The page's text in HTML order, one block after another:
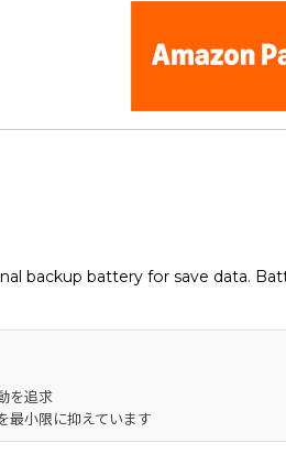
backup battery for save data.
を追求
最小限に抑えています